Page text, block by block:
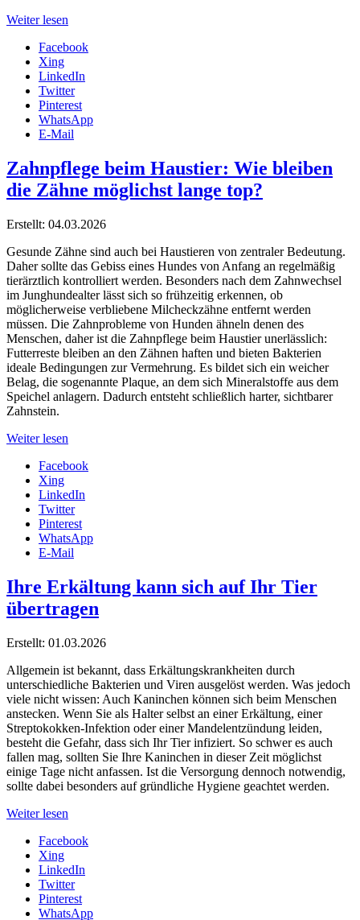
Weiter lesen
Facebook
Xing
LinkedIn
Twitter
Pinterest
WhatsApp
E-Mail
Zahnpflege beim Haustier: Wie bleiben
die Zähne möglichst lange top?
Erstellt: 04.03.2026
Gesunde Zähne sind auch bei Haustieren von zentraler Bedeutung.
Daher sollte das Gebiss eines Hundes von Anfang an regelmäßig
tierärztlich kontrolliert werden. Besonders nach dem Zahnwechsel
im Junghundealter lässt sich so frühzeitig erkennen, ob
möglicherweise verbliebene Milcheckzähne entfernt werden
müssen. Die Zahnprobleme von Hunden ähneln denen des
Menschen, daher ist die Zahnpflege beim Haustier unerlässlich:
Futterreste bleiben an den Zähnen haften und bieten Bakterien
ideale Bedingungen zur Vermehrung. Es bildet sich ein weicher
Belag, die sogenannte Plaque, an dem sich Mineralstoffe aus dem
Speichel anlagern. Dadurch entsteht schließlich harter, sichtbarer
Zahnstein.
Weiter lesen
Facebook
Xing
LinkedIn
Twitter
Pinterest
WhatsApp
E-Mail
Ihre Erkältung kann sich auf Ihr Tier
übertragen
Erstellt: 01.03.2026
Allgemein ist bekannt, dass Erkältungskrankheiten durch
unterschiedliche Bakterien und Viren ausgelöst werden. Was jedoch
viele nicht wissen: Auch Kaninchen können sich beim Menschen
anstecken. Wenn Sie als Halter selbst an einer Erkältung, einer
Streptokokken-Infektion oder einer Mandelentzündung leiden,
besteht die Gefahr, dass sich Ihr Tier infiziert. So schwer es auch
fallen mag, sollten Sie Ihre Kaninchen in dieser Zeit möglichst
einige Tage nicht anfassen. Ist die Versorgung dennoch notwendig,
sollte dabei besonders auf gründliche Hygiene geachtet werden.
Weiter lesen
Facebook
Xing
LinkedIn
Twitter
Pinterest
WhatsApp